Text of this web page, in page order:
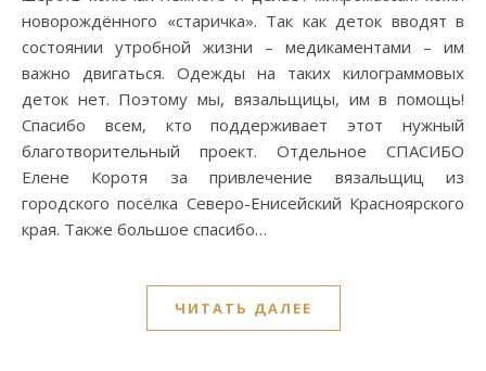
новорождённого «старичка». Так как деток вводят в
состоянии утробной жизни – медикаментами – им
важно двигаться. Одежды на таких килограммовых
деток нет. Поэтому мы, вязальщицы, им в помощь!
Спасибо всем, кто поддерживает этот нужный
благотворительный проект. Отдельное СПАСИБО
Елене Коротя за привлечение вязальщиц из
городского посёлка Северо-Енисейский Красноярского
края. Также большое спасибо…
ЧИТАТЬ ДАЛЕЕ